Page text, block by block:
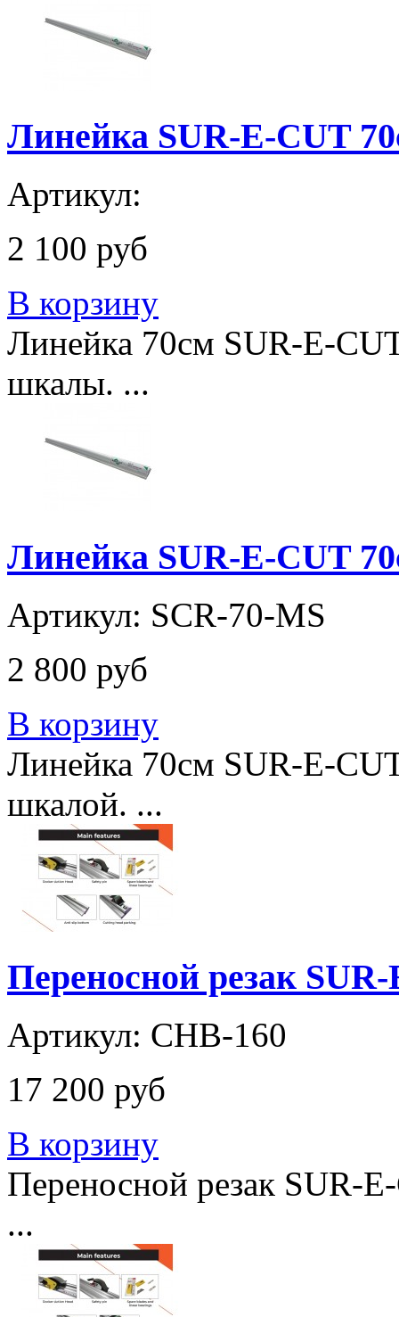
Линейка SUR-E-CUT
Артикул:
2 100 руб
В корзину
Линейка 70см SUR-E-
шкалы. ...
Линейка SUR-E-CUT
Артикул: SCR-70-MS
2 800 руб
В корзину
Линейка 70см SUR-E-
шкалой. ...
Переносной резак
Артикул: CHB-160
17 200 руб
В корзину
Переносной резак SUR-
...